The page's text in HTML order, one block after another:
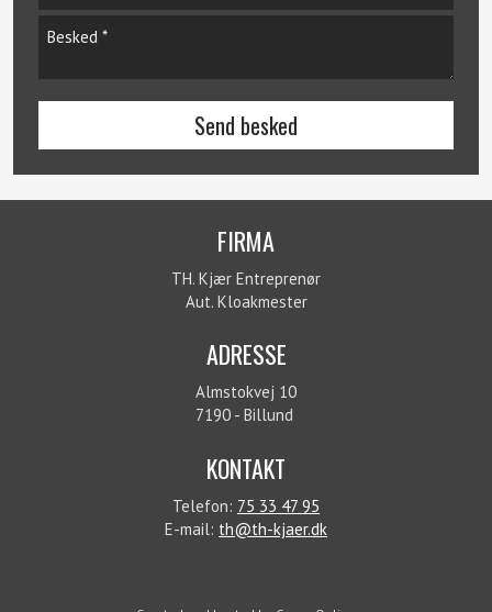
FIRMA
TH. Kjær Entreprenør
Aut. Kloakmester​
ADRESSE​
Almstokvej 10
7190 - Billund
KONTAKT
Telefon: 75 33 47 95
E-mail: th@th-kjaer.dk